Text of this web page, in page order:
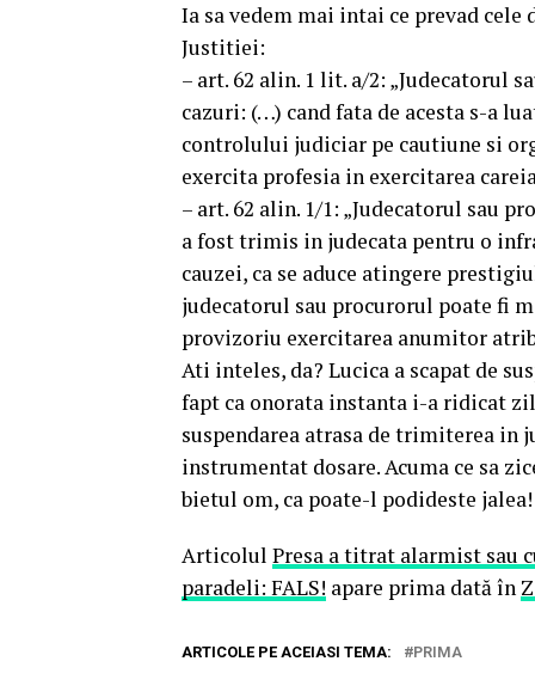
Ia sa vedem mai intai ce prevad
Justitiei:
– art. 62 alin. 1 lit. a/2: „Judecatorul
cazuri: (…) cand fata de acesta s-a
controlului judiciar pe cautiune si
exercita profesia in exercitarea
– art. 62 alin. 1/1: „Judecatorul sau
a fost trimis in judecata pentru o
cauzei, ca se aduce atingere
judecatorul sau procurorul poate fi
provizoriu exercitarea anumitor
Ati inteles, da? Lucica a scapat de
fapt ca onorata instanta i-a ridicat
suspendarea atrasa de trimiterea in
instrumentat dosare. Acuma ce sa
bietul om, ca poate-l podideste
Articolul Presa a titrat alarmist sau
paradeli: FALS! apare prima dată în
ARTICOLE PE ACEIASI TEMA: PRIMA